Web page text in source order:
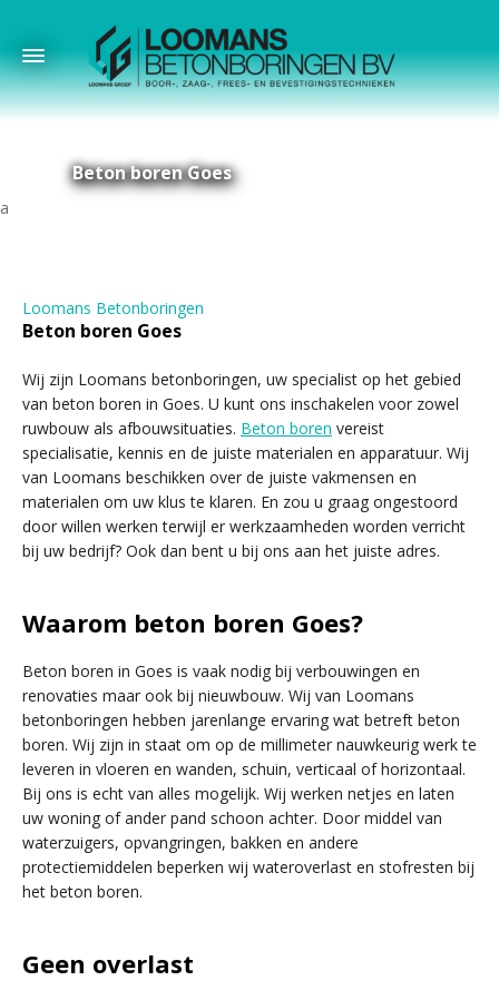
Beton boren Goes
Loomans Betonboringen
Beton boren Goes
Wij zijn Loomans betonboringen, uw specialist op het gebied
van beton boren in Goes. U kunt ons inschakelen voor zowel
ruwbouw als afbouwsituaties. Beton boren vereist
specialisatie, kennis en de juiste materialen en apparatuur. Wij
van Loomans beschikken over de juiste vakmensen en
materialen om uw klus te klaren. En zou u graag ongestoord
door willen werken terwijl er werkzaamheden worden verricht
bij uw bedrijf? Ook dan bent u bij ons aan het juiste adres.
Waarom beton boren Goes?
Beton boren in Goes is vaak nodig bij verbouwingen en
renovaties maar ook bij nieuwbouw. Wij van Loomans
betonboringen hebben jarenlange ervaring wat betreft beton
boren. Wij zijn in staat om op de millimeter nauwkeurig werk te
leveren in vloeren en wanden, schuin, verticaal of horizontaal.
Bij ons is echt van alles mogelijk. Wij werken netjes en laten
uw woning of ander pand schoon achter. Door middel van
waterzuigers, opvangringen, bakken en andere
protectiemiddelen beperken wij wateroverlast en stofresten bij
het beton boren.
Geen overlast